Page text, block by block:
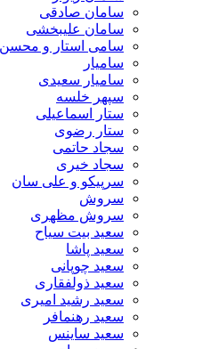
سامان صادقی
سامان علیبخشی
سامی استار و محسن
سامیار
سامیار سعیدی
سپهر خلسه
ستار اسماعیلی
ستار رضوی
سجاد حاتمی
سجاد خیری
سرپیکو و علی سان
سروش
سروش مظهری
سعید بیت سیاح
سعید پاشا
سعید چوپانی
سعید ذولفقاری
سعید رشید امیری
سعید رهنمافر
سعید ساینس